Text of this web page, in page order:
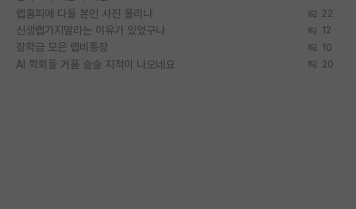
랩홈피에 다들 본인 사진 올리냐 22
신생랩가지말라는 이유가 있었구나 12
장학금 모은 랩비통장 10
AI 학회들 거품 슬슬 지적이 나오네요 20